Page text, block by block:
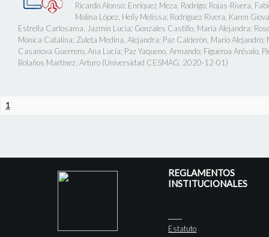
Ricardo Alonso; Enríquez Meza, Rodrigo; Rojas-Rivera,
Molina López, Heily Melissa; Rodríguez Rivera, Karen
Estrella Carlosama, Jazmin Lucia; Gonzales Castillo, María Alejandra;
Mónica Catalina; Zuleta Medina, Alejandra; Paz Calderón, Mario Alejandro;
Casanova Guerrero, Ana Lucía; Paz Yaqueno, Armando; Figueroa Arévalo,
Bolaños Martínez, Arturo (Universidad CESMAG 2020-12-01 )
1
REGLAMENTOS
INSTITUCIONALES
Estatuto